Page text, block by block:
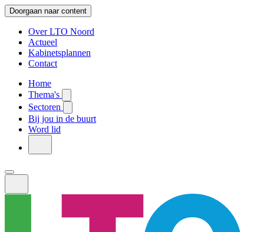
Doorgaan naar content
Over LTO Noord
Actueel
Kabinetsplannen
Contact
Home
Thema's
Sectoren
Bij jou in de buurt
Word lid